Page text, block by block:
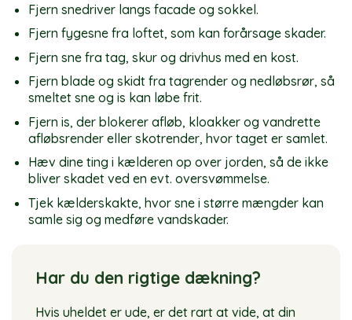
Fjern snedriver langs facade og sokkel.
Fjern fygesne fra loftet, som kan forårsage skader.
Fjern sne fra tag, skur og drivhus med en kost.
Fjern blade og skidt fra tagrender og nedløbsrør, så
smeltet sne og is kan løbe frit.
Fjern is, der blokerer afløb, kloakker og vandrette
afløbsrender eller skotrender, hvor taget er samlet.
Hæv dine ting i kælderen op over jorden, så de ikke
bliver skadet ved en evt. oversvømmelse.
Tjek kælderskakte, hvor sne i større mængder kan
samle sig og medføre vandskader.
Har du den rigtige dækning?
Hvis uheldet er ude, er det rart at vide, at din